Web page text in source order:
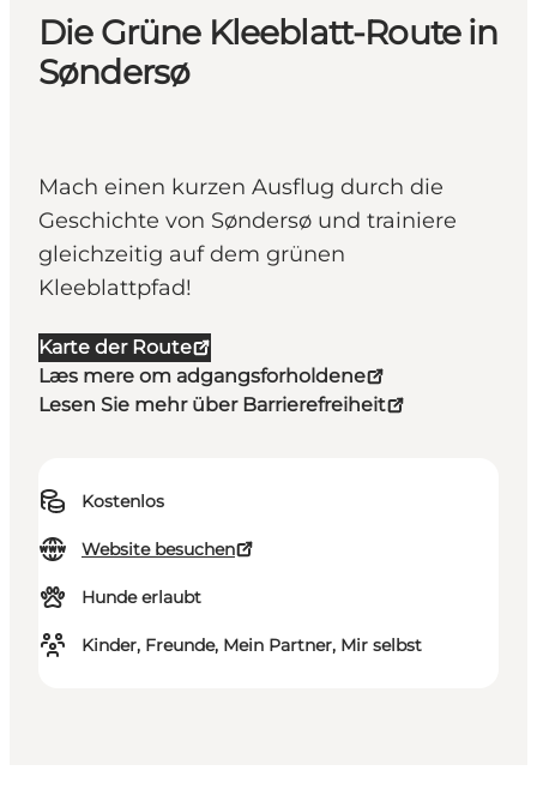
Die Grüne Kleeblatt-Route in
Søndersø
Mach einen kurzen Ausflug durch die
Geschichte von Søndersø und trainiere
gleichzeitig auf dem grünen
Kleeblattpfad!
Karte der Route
Læs mere om adgangsforholdene
Lesen Sie mehr über Barrierefreiheit
Kostenlos
Website besuchen
Hunde erlaubt
Kinder, Freunde, Mein Partner, Mir selbst